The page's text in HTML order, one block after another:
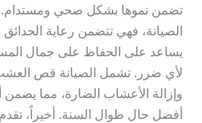
تضمن نموها بشكل صحي ومستدام.
الصيانة، فهي تتضمن رعاية
يساعد على الحفاظ على جمال
لأي ضرر. تشمل الصيانة قص
وإزالة الأعشاب الضارة، مما يضمن
أفضل حال طوال السنة. أخيراً،